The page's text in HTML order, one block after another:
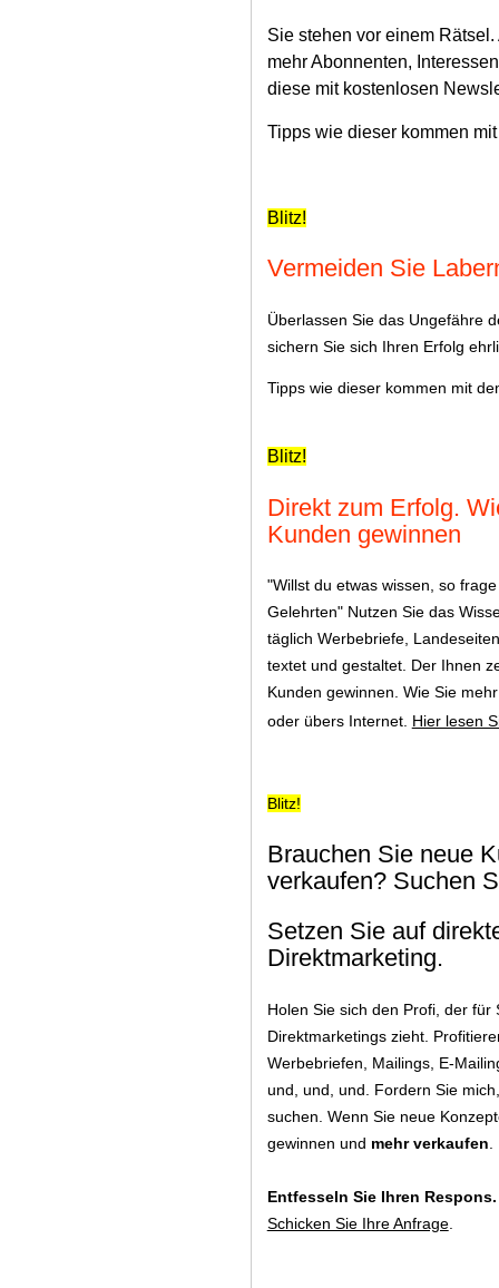
Sie stehen vor einem
mehr Abonnenten,
diese mit kostenlosen
Tipps wie dieser kommen
Blitz!
Vermeiden Sie
Überlassen Sie das Ungefähre
sichern Sie sich Ihren Erfolg
Tipps wie dieser kommen mit
Blitz!
Direkt zum Erfolg.
Kunden gewinnen
"Willst du etwas wissen, so
Gelehrten" Nutzen Sie das
täglich Werbebriefe,
textet und gestaltet. Der Ihnen
Kunden gewinnen. Wie Sie
oder übers Internet. Hier lesen
Blitz!
Brauchen Sie neue
verkaufen? Suchen
Setzen Sie auf
Direktmarketing.
Holen Sie sich den Profi, der für
Direktmarketings zieht.
Werbebriefen, Mailings, E-
und, und, und. Fordern Sie
suchen. Wenn Sie neue
gewinnen und mehr verkaufen
Entfesseln Sie Ihren
Schicken Sie Ihre Anfrage.